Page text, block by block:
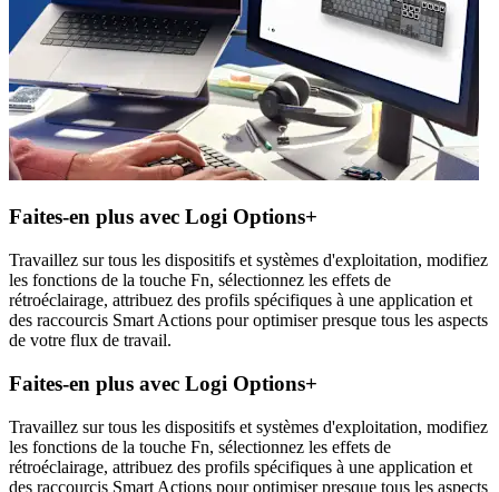
Faites-en plus avec Logi Options+
Travaillez sur tous les dispositifs et systèmes d'exploitation, modifiez
les fonctions de la touche Fn, sélectionnez les effets de
rétroéclairage, attribuez des profils spécifiques à une application et
des raccourcis Smart Actions pour optimiser presque tous les aspects
de votre flux de travail.
Faites-en plus avec Logi Options+
Travaillez sur tous les dispositifs et systèmes d'exploitation, modifiez
les fonctions de la touche Fn, sélectionnez les effets de
rétroéclairage, attribuez des profils spécifiques à une application et
des raccourcis Smart Actions pour optimiser presque tous les aspects